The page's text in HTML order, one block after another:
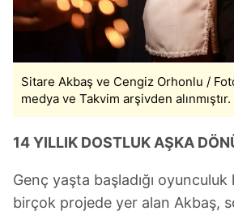
Sitare Akbaş ve Cengiz Orhonlu /
medya ve Takvim arşivden alınmıştır.
14 YILLIK DOSTLUK AŞKA
Genç yaşta başladığı
birçok projede yer alan Akbaş,